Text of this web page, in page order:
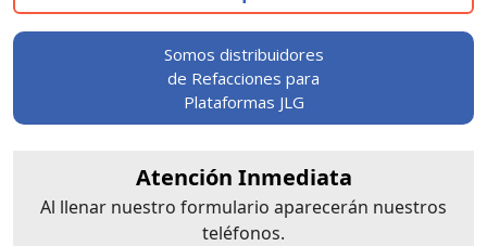
Somos distribuidores
de Refacciones para
Plataformas JLG
Atención Inmediata
Al llenar nuestro formulario aparecerán nuestros
teléfonos.